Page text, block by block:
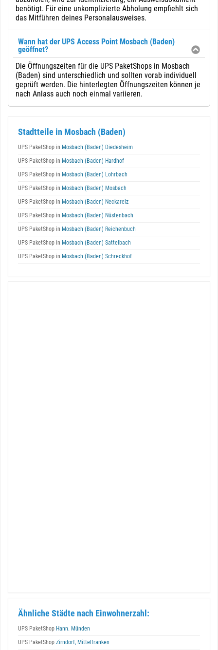
benötigt. Für eine unkomplizierte Abholung empfiehlt sich
das Mitführen deines Personalausweises.
Wann hat der UPS Access Point Mosbach (Baden)
geöffnet?
Die Öffnungszeiten für die UPS PaketShops in Mosbach
(Baden) sind unterschiedlich und sollten vorab individuell
geprüft werden. Die hinterlegten Öffnungszeiten können je
nach Anlass auch noch einmal variieren.
Stadtteile in Mosbach (Baden)
UPS PaketShop in Mosbach (Baden) Diedesheim
UPS PaketShop in Mosbach (Baden) Hardhof
UPS PaketShop in Mosbach (Baden) Lohrbach
UPS PaketShop in Mosbach (Baden) Mosbach
UPS PaketShop in Mosbach (Baden) Neckarelz
UPS PaketShop in Mosbach (Baden) Nüstenbach
UPS PaketShop in Mosbach (Baden) Reichenbuch
UPS PaketShop in Mosbach (Baden) Sattelbach
UPS PaketShop in Mosbach (Baden) Schreckhof
Ähnliche Städte nach Einwohnerzahl:
UPS PaketShop Hann. Münden
UPS PaketShop Zirndorf, Mittelfranken